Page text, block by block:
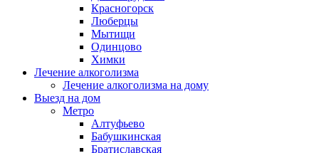
Красногорск
Люберцы
Мытищи
Одинцово
Химки
Лечение алкоголизма
Лечение алкоголизма на дому
Выезд на дом
Метро
Алтуфьево
Бабушкинская
Братиславская